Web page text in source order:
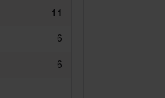
11
6
6